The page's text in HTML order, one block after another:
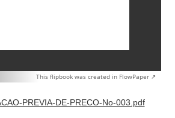
This flipbook was created in FlowPaper ↗
PREVIA-DE-PRECO-No-003.pdf